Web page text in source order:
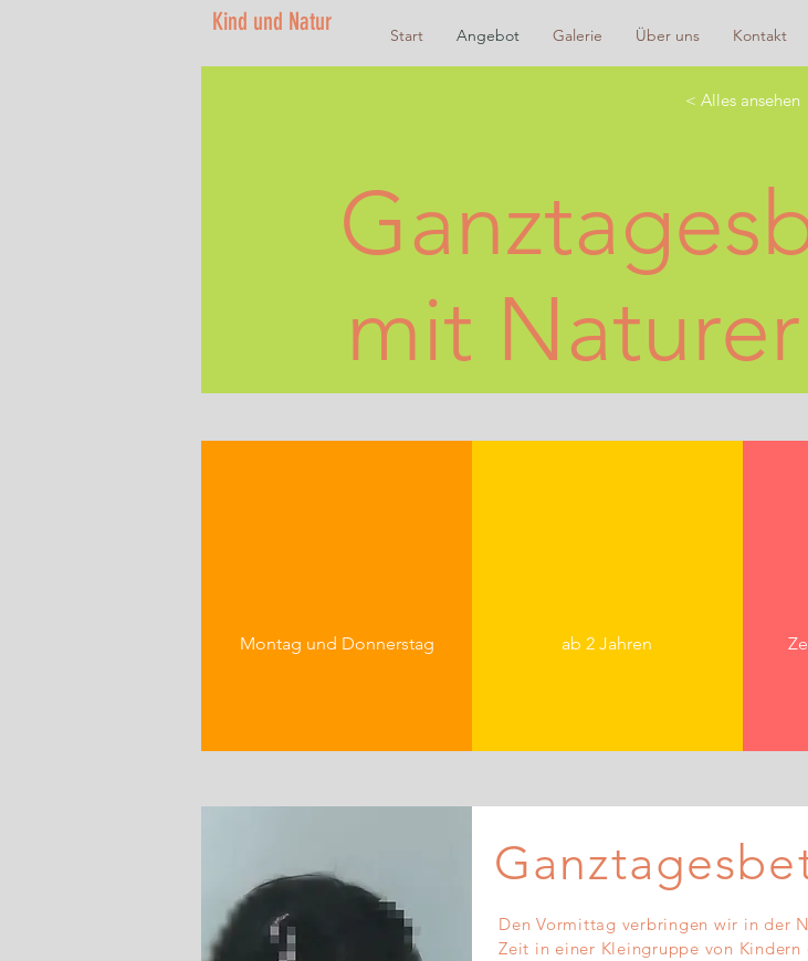
Start Angebot Galerie Über uns Kontakt
Kind und Natur
mit
< Alles ansehen
Montag und Donnerstag ab 2 Jahren
Den Vormittag verbringen wir in der
Zeit in einer Kleingruppe von